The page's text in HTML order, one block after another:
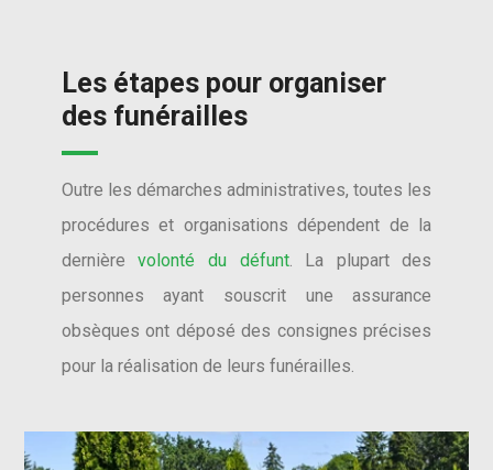
Les étapes pour organiser
des funérailles
Outre les démarches administratives, toutes les
procédures et organisations dépendent de la
dernièrevolonté du défunt. La plupart des
personnes ayant souscrit une assurance
obsèques ont déposé des consignes précises
pour la réalisation de leurs funérailles.